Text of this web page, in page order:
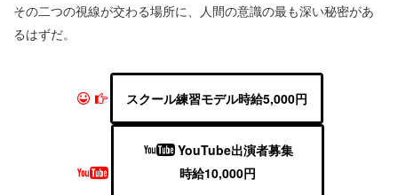
その二つの視線が交わる場所に、人間の意識の最も深い秘密があ
るはずだ。
スクール練習モデル時給5,000円
YouTube出演者募集
時給10,000円